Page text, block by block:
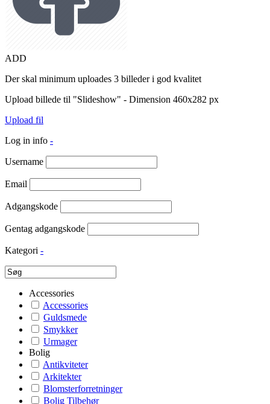
ADD
Der skal minimum uploades 3 billeder i god kvalitet
Upload billede til "Slideshow" - Dimension 460x282 px
Upload fil
Log in info -
Username
Email
Adgangskode
Gentag adgangskode
Kategori -
Accessories
Accessories
Guldsmede
Smykker
Urmager
Bolig
Antikviteter
Arkitekter
Blomsterforretninger
Bolig Tilbehør